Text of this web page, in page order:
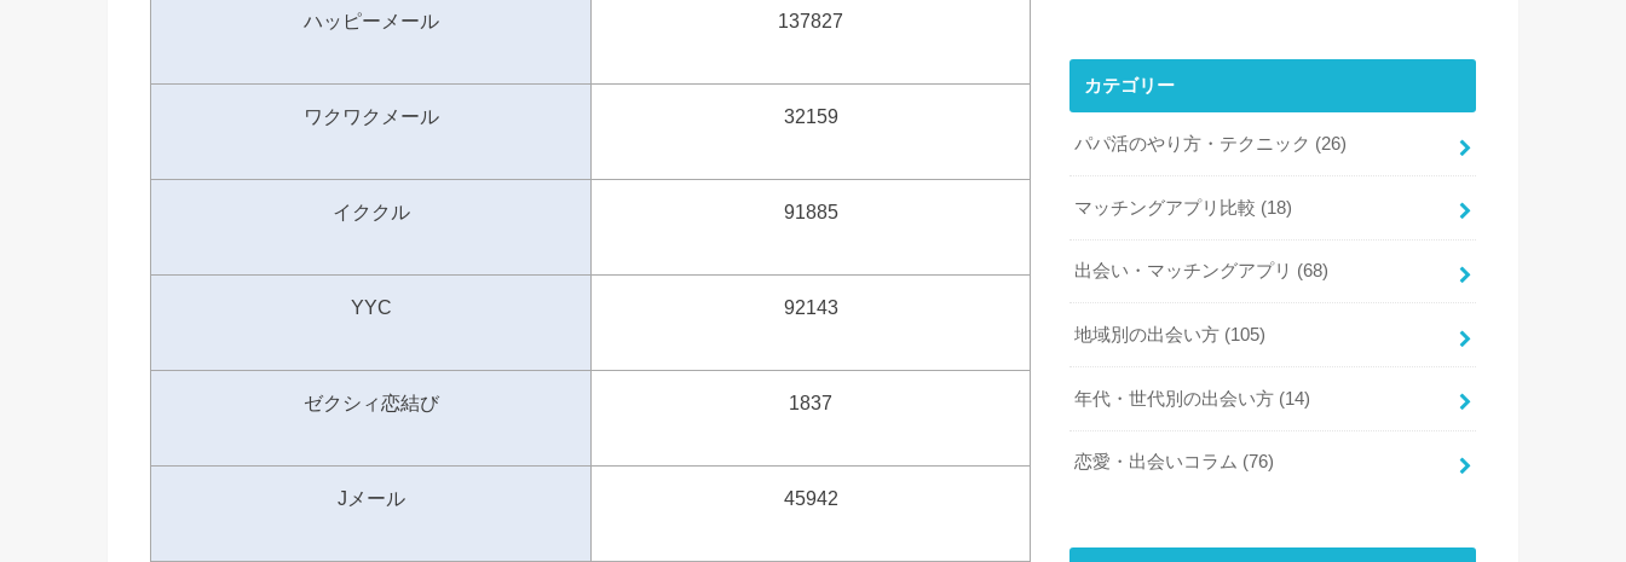
ハッピーメール 137827
ワクワクメール 32159
イククル 91885
YYC 92143
ゼクシィ恋結び 1837
Jメール 45942
カテゴリー
パパ活のやり方・テクニック (26)
マッチングアプリ比較 (18)
出会い・マッチングアプリ (68)
地域別の出会い方 (105)
年代・世代別の出会い方 (14)
恋愛・出会いコラム (76)